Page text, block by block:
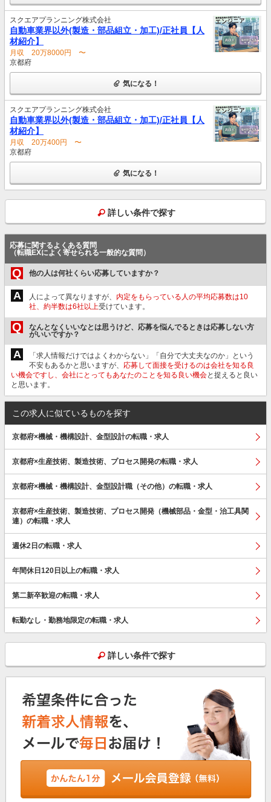
スクエアプランニング株式会社
自動車業界以外(製造・部品組立・加工)/正社員【人
材紹介】
月収 20万8000円 〜
京都府
気になる！
スクエアプランニング株式会社
自動車業界以外(製造・部品組立・加工)/正社員【人
材紹介】
月収 20万400円 〜
京都府
気になる！
詳しい条件で探す
応募に関するよくある質問
（転職EXによく寄せられる一般的な質問）
Q 他の人は何社くらい応募していますか？
A 人によって異なりますが、 内定をもらっている人の平均応募数は10
社、約半数は6社以上受けています。
Q
なんとなくいいなとは思うけど、応募を悩んでるときは応募しない方
がいいですか？
A
「求人情報だけではよくわからない」「自分で大丈夫なのか」という
不安もあるかと思いますが、 応募して面接を受けるのは会社を知る良
い機会ですし、会社にとってもあなたのことを知る良い機会と捉えると良い
と思います。
この求人に似ているものを探す
京都府×機械・機構設計、金型設計の転職・求人
京都府×生産技術、製造技術、プロセス開発の転職・求人
京都府×機械・機構設計、金型設計職（その他）の転職・求人
京都府×生産技術、製造技術、プロセス開発（機械部品・金型・治工具関
連）の転職・求人
週休2日の転職・求人
年間休日120日以上の転職・求人
第二新卒歓迎の転職・求人
転勤なし・勤務地限定の転職・求人
詳しい条件で探す